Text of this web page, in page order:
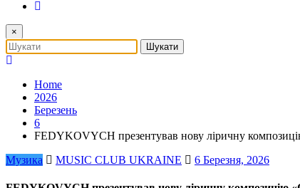
×
Home
2026
Березень
6
FEDYKOVYCH презентував нову ліричну
Музика
MUSIC CLUB UKRAINE 6 Березня, 2026